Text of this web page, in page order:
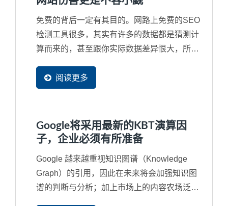
免费的背后一定有其目的。网路上免费的SEO
检测工具很多，其实有许多的数据都是猜测计
算而来的，甚至跟你实际数据差异恨大，所以
去吸引您去免费使用，甚在您根本没有看完同
意书就打勾送出，往往受害的都是企业自己的
的部分资料成为他们网站的一部分，将您辛苦
的经营的资料同意这些工具网站无穷尽的抓取
阅读更多
Google将采用最新的KBT演算因
子，企业必须有所准备
Google 越来越重视知识图谱（Knowledge
Graph）的引用，因此在未来将会加强知识图
谱的判断与分析；加上市场上的内容农场泛